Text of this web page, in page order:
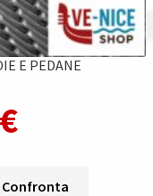
E PEDANE
€
Confronta